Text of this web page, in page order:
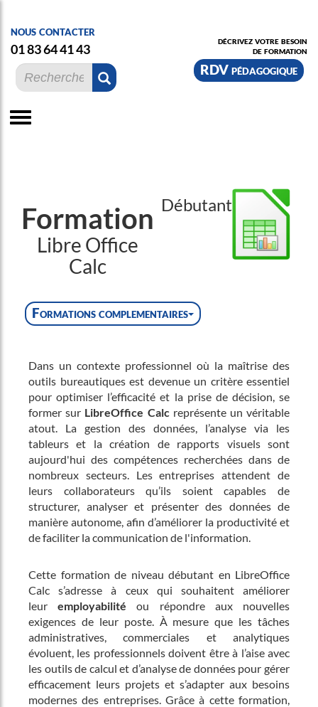
nous contacter
01 83 64 41 43
décrivez votre besoin
de formation
RDV pédagogique
Formation
Libre Office
Calc
Débutant
Formations complementaires
Dans un contexte professionnel où la maîtrise des
outils bureautiques est devenue un critère essentiel
pour optimiser l’efficacité et la prise de décision, se
former sur LibreOffice Calcreprésente un véritable
atout. La gestion des données, l’analyse via les
tableurs et la création de rapports visuels sont
aujourd'hui des compétences recherchées dans de
nombreux secteurs. Les entreprises attendent de
leurs collaborateurs qu’ils soient capables de
structurer, analyser et présenter des données de
manière autonome, afin d’améliorer la productivité et
de faciliter la communication de l'information.
Cette formation de niveau débutant en LibreOffice
Calc s’adresse à ceux qui souhaitent améliorer
leuremployabilité ou répondre aux nouvelles
exigences de leur poste. À mesure que les tâches
administratives, commerciales et analytiques
évoluent, les professionnels doivent être à l’aise avec
les outils de calcul et d’analyse de données pour gérer
efficacement leurs projets et s’adapter aux besoins
modernes des entreprises. Grâce à cette formation,